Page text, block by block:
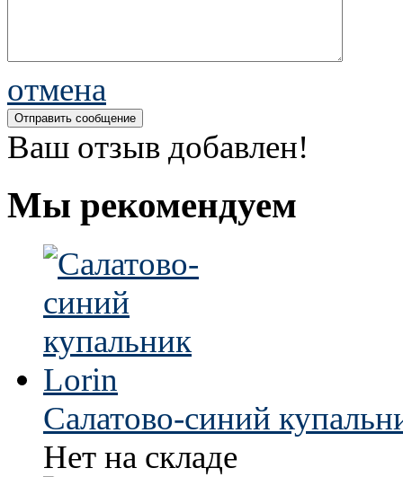
отмена
Ваш отзыв добавлен!
Мы рекомендуем
Салатово-синий
Нет на складе